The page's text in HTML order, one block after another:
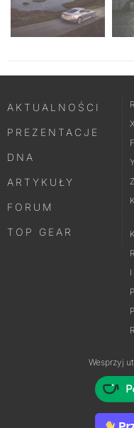
AKTUALNOŚCI
PREZENTACJE
DNA
ARTYKUŁY
FORUM
TOP GEAR
X
Wesprzyj